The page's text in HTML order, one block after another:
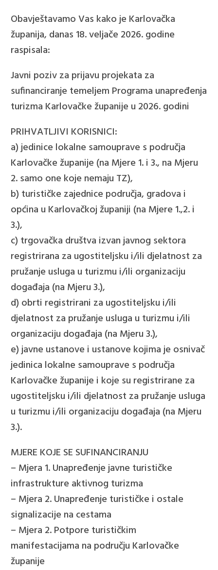
Obavještavamo Vas kako je Karlovačka
županija, danas 18. veljače 2026. godine
raspisala:
Javni poziv za prijavu projekata za
sufinanciranje temeljem Programa unapređenja
turizma Karlovačke županije u 2026. godini
PRIHVATLJIVI KORISNICI:
a) jedinice lokalne samouprave s područja
Karlovačke županije (na Mjere 1. i 3., na Mjeru
2. samo one koje nemaju TZ),
b) turističke zajednice područja, gradova i
općina u Karlovačkoj županiji (na Mjere 1.,2. i
3.),
c) trgovačka društva izvan javnog sektora
registrirana za ugostiteljsku i/ili djelatnost za
pružanje usluga u turizmu i/ili organizaciju
događaja (na Mjeru 3.),
d) obrti registrirani za ugostiteljsku i/ili
djelatnost za pružanje usluga u turizmu i/ili
organizaciju događaja (na Mjeru 3.),
e) javne ustanove i ustanove kojima je osnivač
jedinica lokalne samouprave s područja
Karlovačke županije i koje su registrirane za
ugostiteljsku i/ili djelatnost za pružanje usluga
u turizmu i/ili organizaciju događaja (na Mjeru
3.).
MJERE KOJE SE SUFINANCIRANJU
– Mjera 1. Unapređenje javne turističke
infrastrukture aktivnog turizma
– Mjera 2. Unapređenje turističke i ostale
signalizacije na cestama
– Mjera 2. Potpore turističkim
manifestacijama na području Karlovačke
županije